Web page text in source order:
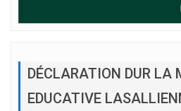
DÉCLARATION DUR LA
EDUCATIVE